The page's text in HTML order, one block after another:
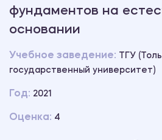
фундаментов на
основании
Учебное заведение:
ТГУ
государственный университет)
Год: 2021
Оценка: 4